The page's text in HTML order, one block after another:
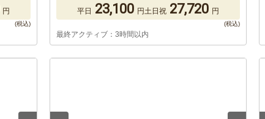
円 平日 23,100 円土日祝 27,720 円
最終アクティブ：3時間以内